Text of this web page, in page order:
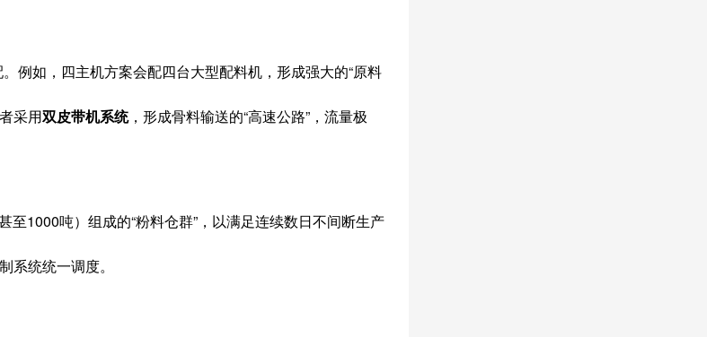
例如，四主机方案会配四台大型配料机，形成强大的“原料
采用双皮带机系统，形成骨料输送的“高速公路”，流量极
1000吨）组成的“粉料仓群”，以满足连续数日不间断生产
系统统一调度。